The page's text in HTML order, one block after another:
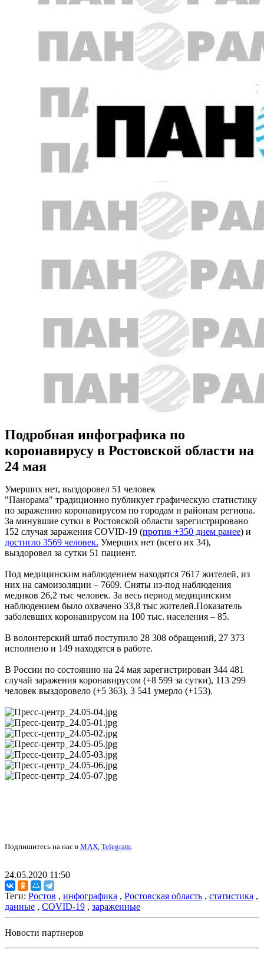
Подробная инфографика по
коронавирусу в Ростовской области на
24 мая
Умерших нет, выздоровел 51 человек
"Панорама" традиционно публикует графическую статистику
по заражению коронавирусом по городам и районам региона.
За минувшие сутки в Ростовской области зарегистрировано
152 случая заражения COVID-19 (против +350 днем ранее) и
достигло 3569 человек. Умерших нет (всего их 34),
выздоровел за сутки 51 пациент.
Под медицинским наблюдением находятся 7617 жителей, из
них на самоизоляции – 7609. Сняты из-под наблюдения
медиков 26,2 тыс человек. За весь период медицинским
наблюдением было охвачено 33,8 тыс жителей.Показатель
заболевших коронавирусом на 100 тыс. населения – 85.
В волонтерский штаб поступило 28 308 обращений, 27 373
исполнено и 149 находятся в работе.
В России по состоянию на 24 мая зарегистрирован 344 481
случай заражения коронавирусом (+8 599 за сутки), 113 299
человек выздоровело (+5 363), 3 541 умерло (+153).
Подпишитесь на нас в MAX, Telegram.
24.05.2020 11:50
Теги: Ростов , инфографика , Ростовская область , статистика ,
данные , COVID-19 , зараженные
Новости партнеров